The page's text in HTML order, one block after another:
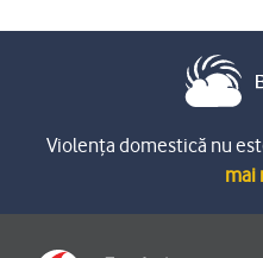
Violența domestică nu
mai